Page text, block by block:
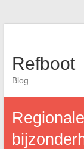
Refboot
Blog